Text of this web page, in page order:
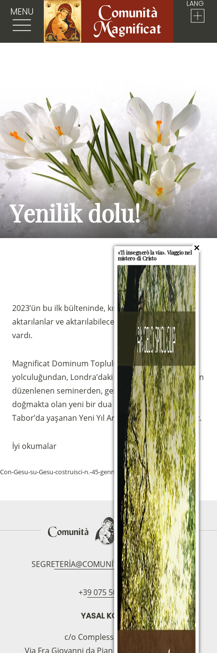
MENU
LANG
Yenilik dolu!
2023’ün bu ilk bülteninde, kısa ve öz olarak
aktarılanlar ve aktarılabilecek olanlar için çok az yer
vardı.
Magnificat Dominum Topluluğu ile birliktelik
yolculuğundan, Londra’daki Romanyalı kardeşler için
düzenlenen seminerden, gençlik kış kampından,
doğmakta olan yeni bir dua toplantısından ve Casa
Tabor’da yaşanan Yeni Yıl Arifesinden bahsediyoruz.
İyi okumalar
Con-Gesu-su-Gesu-costruisci-n.-45-gennaio-2023 İndir
SEGRETERIA@COMUNITAMAGNIFICAT.ORG
+39 075 5094797
YASAL KOLTUK
c/o Complesso S.Manno
Via Fra Giovanni da Pian di Carpine, 63 - 06127
Sostieni la Comunità Magnificat
Fai una donazione sul nostro conto
bancario
IBAN:IT49S0200803039000102071988
«Ti insegnerò la via». Viaggio nel
mistero di Cristo